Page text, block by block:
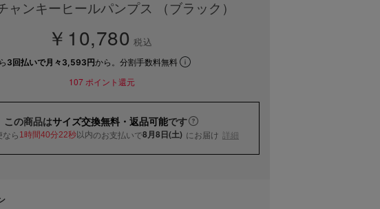
ャンキーヒールパンプス （ブラック）
￥10,780 税込
3回払いで月々3,593円から。分割手数料無料
107 ポイント還元
この商品はサイズ交換無料・返品可能です
なら 1時間40分22秒以内のお支払いで8月8日(土) にお届け 詳細